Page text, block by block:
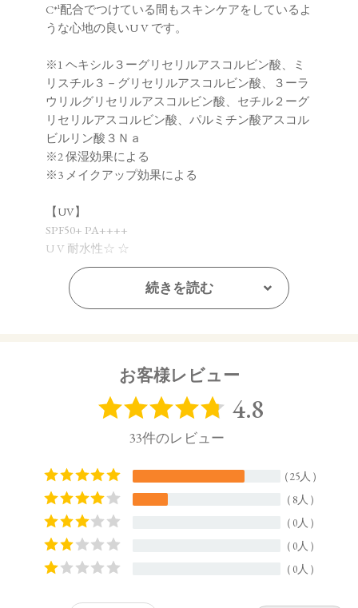
C*¹配合でつけている間もスキンケアをしているよ
うな心地の良いU V です。
※1 ヘキシル３ーグリセリルアスコルビン酸、ミ
リスチル３－グリセリルアスコルビン酸、３ーラ
ウリルグリセリルアスコルビン酸、セチル２ーグ
リセリルアスコルビン酸、パルミチン酸アスコル
ビルリン酸３Ｎａ
※2 保湿効果による
※3 メイクアップ効果による
【UV】
SPF50+ PA++++
U V 耐水性☆ ☆
【ご使用方法】
129㎜×36㎜ ×36㎜(高さx奥行x幅)
【全成分】
水、酸化亜鉛、ラウリン酸メチルヘプチル、BG、パルミチン
酸エチルヘキシル、酸化チタン、エタノール、グリセリン、
シルク、ポリヒドロキシステアリン酸、イソステアリン酸、
続きを読む
お客様レビュー